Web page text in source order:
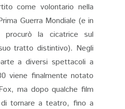
come volontario nella
Guerra Mondiale (e in
procurò la cicatrice sul
tratto distintivo). Negli
a diversi spettacoli a
viene finalmente notato
ma dopo qualche film
tornare a teatro, fino a